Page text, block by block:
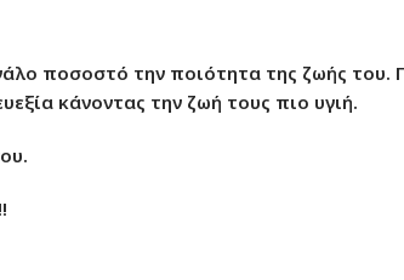
ποσοστό την ποιότητα της ζωής του.
κάνοντας την ζωή τους πιο υγιή.
!!